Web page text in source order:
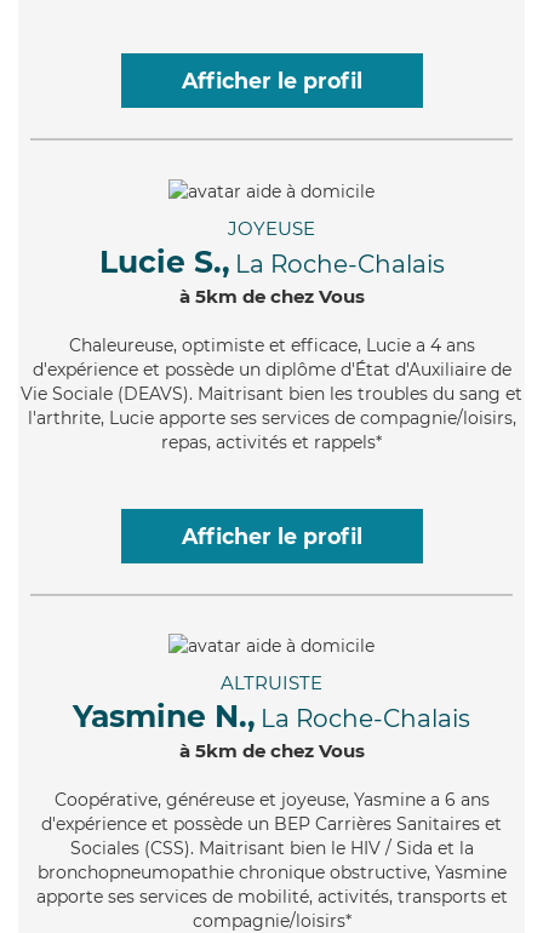
Afficher le profil
JOYEUSE
Lucie S., La Roche-Chalais
à 5km de chez Vous
Chaleureuse, optimiste et efficace, Lucie a 4 ans
d'expérience et possède un diplôme d'État d'Auxiliaire de
Vie Sociale (DEAVS). Maitrisant bien les troubles du sang et
l'arthrite, Lucie apporte ses services de compagnie/loisirs,
repas, activités et rappels*
Afficher le profil
ALTRUISTE
Yasmine N., La Roche-Chalais
à 5km de chez Vous
Coopérative, généreuse et joyeuse, Yasmine a 6 ans
d'expérience et possède un BEP Carrières Sanitaires et
Sociales (CSS). Maitrisant bien le HIV / Sida et la
bronchopneumopathie chronique obstructive, Yasmine
apporte ses services de mobilité, activités, transports et
compagnie/loisirs*